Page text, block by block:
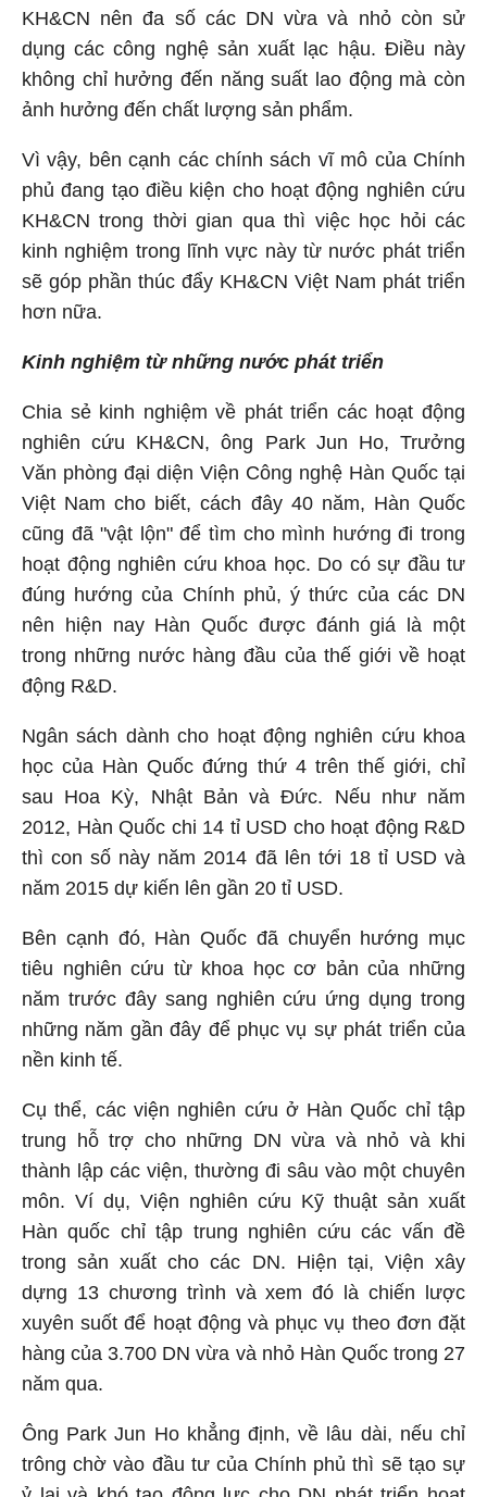
KH&CN nên đa số các DN vừa và nhỏ còn sử
dụng các công nghệ sản xuất lạc hậu. Điều này
không chỉ hưởng đến năng suất lao động mà còn
ảnh hưởng đến chất lượng sản phẩm.
Vì vậy, bên cạnh các chính sách vĩ mô của Chính
phủ đang tạo điều kiện cho hoạt động nghiên cứu
KH&CN trong thời gian qua thì việc học hỏi các
kinh nghiệm trong lĩnh vực này từ nước phát triển
sẽ góp phần thúc đẩy KH&CN Việt Nam phát triển
hơn nữa.
Kinh nghiệm từ những nước phát triển
Chia sẻ kinh nghiệm về phát triển các hoạt động
nghiên cứu KH&CN, ông Park Jun Ho, Trưởng
Văn phòng đại diện Viện Công nghệ Hàn Quốc tại
Việt Nam cho biết, cách đây 40 năm, Hàn Quốc
cũng đã "vật lộn" để tìm cho mình hướng đi trong
hoạt động nghiên cứu khoa học. Do có sự đầu tư
đúng hướng của Chính phủ, ý thức của các DN
nên hiện nay Hàn Quốc được đánh giá là một
trong những nước hàng đầu của thế giới về hoạt
động R&D.
Ngân sách dành cho hoạt động nghiên cứu khoa
học của Hàn Quốc đứng thứ 4 trên thế giới, chỉ
sau Hoa Kỳ, Nhật Bản và Đức. Nếu như năm
2012, Hàn Quốc chi 14 tỉ USD cho hoạt động R&D
thì con số này năm 2014 đã lên tới 18 tỉ USD và
năm 2015 dự kiến lên gần 20 tỉ USD.
Bên cạnh đó, Hàn Quốc đã chuyển hướng mục
tiêu nghiên cứu từ khoa học cơ bản của những
năm trước đây sang nghiên cứu ứng dụng trong
những năm gần đây để phục vụ sự phát triển của
nền kinh tế.
Cụ thể, các viện nghiên cứu ở Hàn Quốc chỉ tập
trung hỗ trợ cho những DN vừa và nhỏ và khi
thành lập các viện, thường đi sâu vào một chuyên
môn. Ví dụ, Viện nghiên cứu Kỹ thuật sản xuất
Hàn quốc chỉ tập trung nghiên cứu các vấn đề
trong sản xuất cho các DN. Hiện tại, Viện xây
dựng 13 chương trình và xem đó là chiến lược
xuyên suốt để hoạt động và phục vụ theo đơn đặt
hàng của 3.700 DN vừa và nhỏ Hàn Quốc trong 27
năm qua.
Ông Park Jun Ho khẳng định, về lâu dài, nếu chỉ
trông chờ vào đầu tư của Chính phủ thì sẽ tạo sự